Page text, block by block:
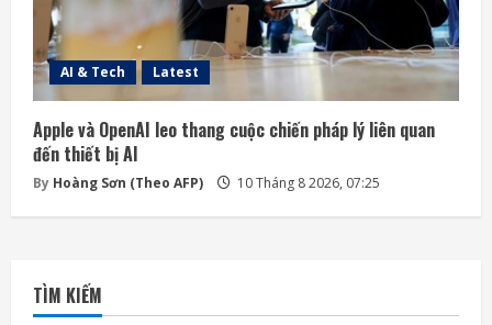
AI & Tech Latest
Apple và OpenAI leo thang cuộc chiến pháp lý liên quan
đến thiết bị AI
By Hoàng Sơn (Theo AFP) 10 Tháng 8 2026, 07:25
TÌM KIẾM